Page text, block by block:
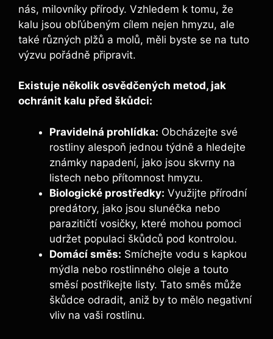
nás, milovníky přírody. Vzhledem k tomu, že
kalu jsou obľúbeným cílem nejen hmyzu, ale
také různých plžů a molů, měli byste se na tuto
výzvu pořádně připravit.
Existuje několik ‌osvědčených metod,‍ jak
ochránit kalu před škůdci:
Pravidelná prohlídka: Obcházejte své
rostliny alespoň jednou týdně a hledejte
známky napadení, jako⁤ jsou skvrny na
listech ⁤nebo přítomnost hmyzu.
Biologické prostředky: Využijte přírodní
predátory, jako jsou slunéčka nebo
parazitičtí vosičky, které mohou pomoci
udržet populaci‌ škůdců pod kontrolou.
Domácí ⁢směs: Smíchejte vodu s ⁣kapkou
mýdla nebo rostlinného oleje a touto
směsí postříkejte listy. Tato směs může
škůdce odradit, aniž by to mělo negativní
vliv na vaši rostlinu.